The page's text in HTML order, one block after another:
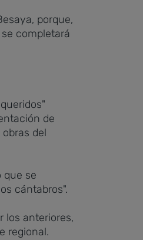
porque,
completará
de
del
que se
cántabros".
los anteriores,
regional.